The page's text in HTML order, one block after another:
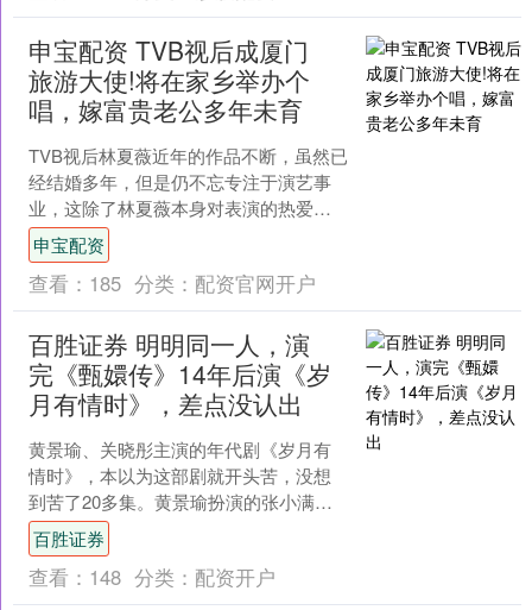
申宝配资 TVB视后成厦门
旅游大使!将在家乡举办个
唱，嫁富贵老公多年未育
TVB视后林夏薇近年的作品不断，虽然已
经结婚多年，但是仍不忘专注于演艺事
业，这除了林夏薇本身对表演的热爱之
外，相信与其圈外老公莫赞生的支持有
直接关系。 过去的一....
申宝配资
查看： 185 分类： 配资官网开户
百胜证券 明明同一人，演
完《甄嬛传》14年后演《岁
月有情时》，差点没认出
黄景瑜、关晓彤主演的年代剧《岁月有
情时》，本以为这部剧就开头苦，没想
到苦了20多集。黄景瑜扮演的张小满很
惨，堪称他演过最惨的角色。张小满在
成长过程中接二连三失去....
百胜证券
查看： 148 分类： 配资开户